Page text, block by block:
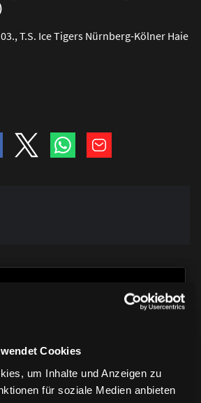
Cookies
um Inhalte und Anzeigen zu
für soziale Medien anbieten
T.S. Ice Tigers Nürnberg-Kölner Haie